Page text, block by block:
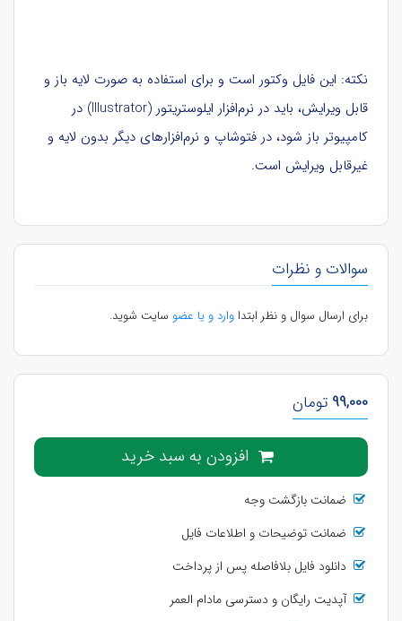
نکته: این فایل وکتور است و برای استفاده به صورت لایه باز و
قابل ویرایش، باید در نرم‌افزار ایلوستریتور (Illustrator) در
کامپیوتر باز شود، در فتوشاپ و نرم‌افزارهای دیگر بدون لایه و
غیرقابل ویرایش است.
سوالات و نظرات
برای ارسال سوال و نظر ابتداوارد و یا عضو سایت شوید.
99,000 تومان
افزودن به سبد خرید
ضمانت بازگشت وجه
ضمانت توضیحات و اطلاعات فایل
دانلود فایل بلافاصله پس از پرداخت
آپدیت رایگان و دسترسی مادام العمر